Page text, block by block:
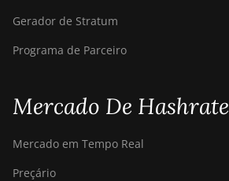
Gerador de Stratum
Programa de Parceiro
Mercado De Hashrate
Mercado em Tempo Real
Preçário